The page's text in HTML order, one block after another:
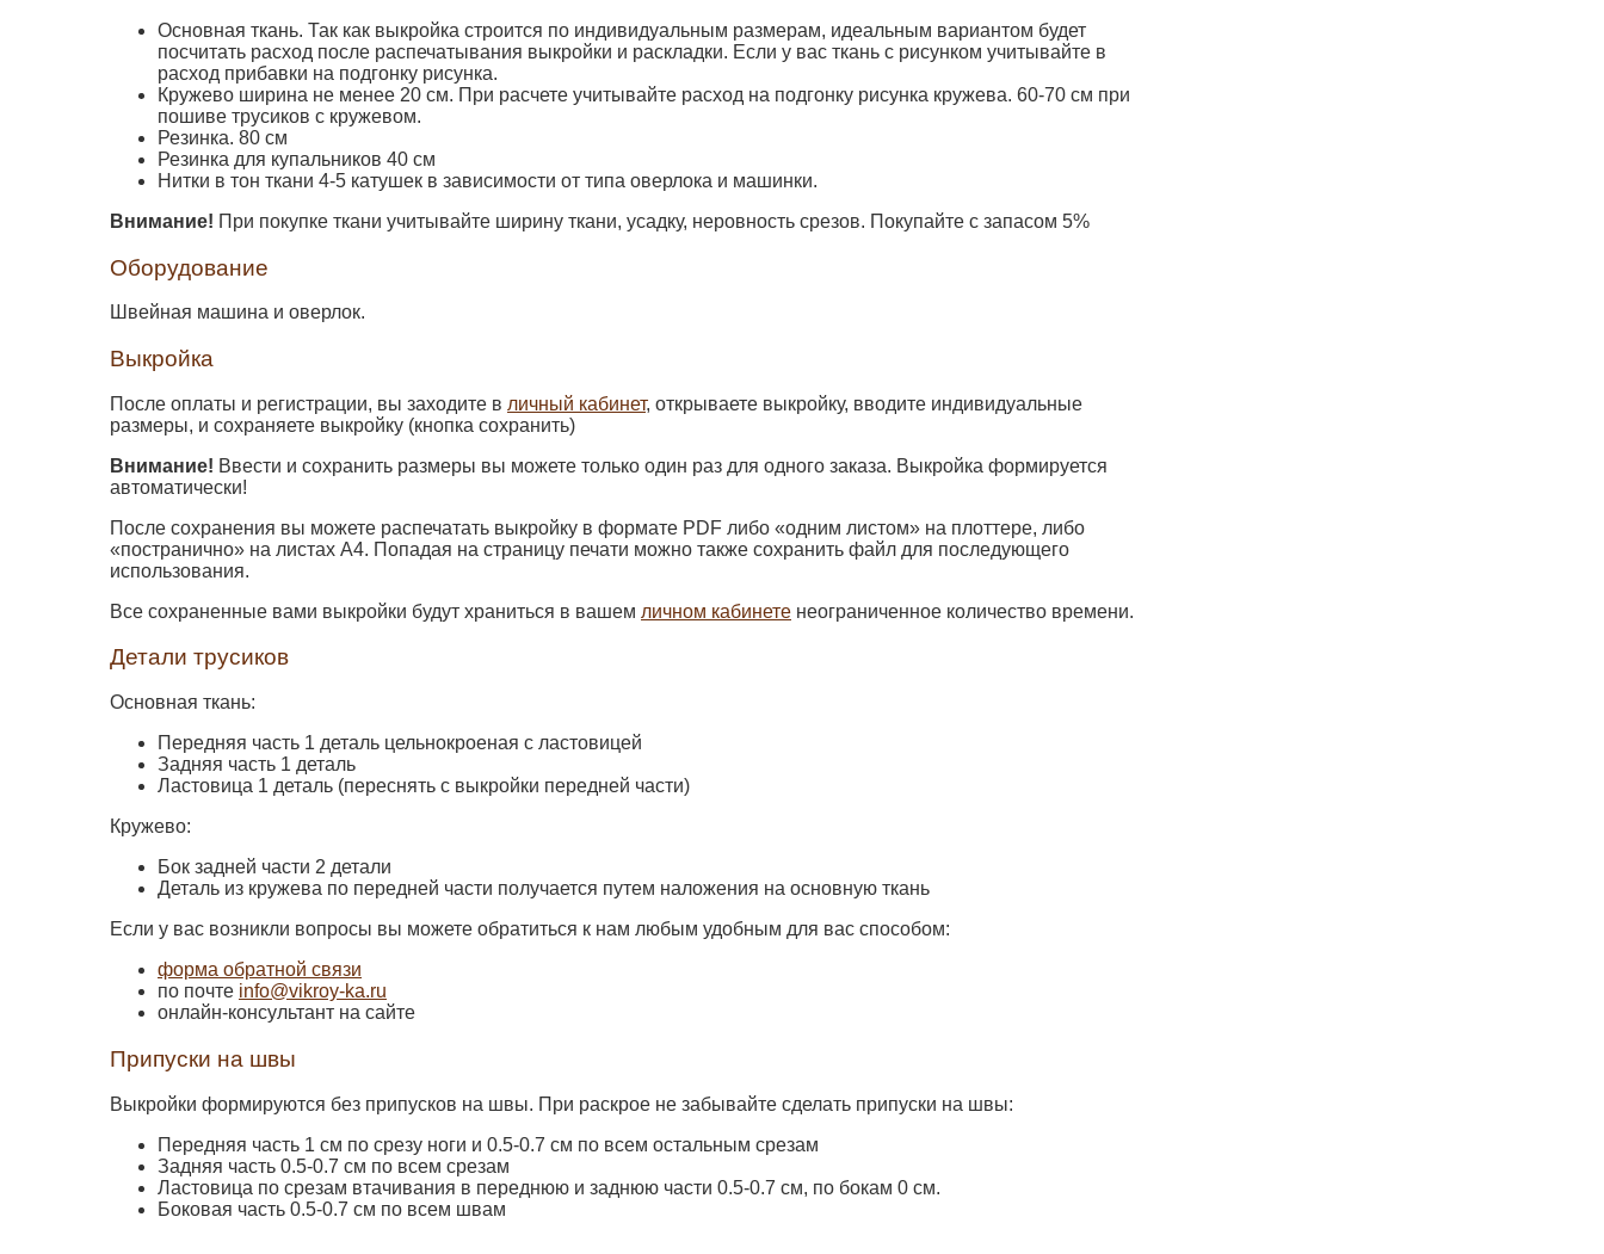
Основная ткань. Так как выкройка строится по индивидуальным размерам, идеальным вариантом будет
посчитать расход после распечатывания выкройки и раскладки. Если у вас ткань с рисунком учитывайте в
расход прибавки на подгонку рисунка.
Кружево ширина не менее 20 см. При расчете учитывайте расход на подгонку рисунка кружева. 60-70 см при
пошиве трусиков с кружевом.
Резинка. 80 см
Резинка для купальников 40 см
Нитки в тон ткани 4-5 катушек в зависимости от типа оверлока и машинки.
Внимание! При покупке ткани учитывайте ширину ткани, усадку, неровность срезов. Покупайте с запасом 5%
Оборудование
Швейная машина и оверлок.
Выкройка
После оплаты и регистрации, вы заходите в личный кабинет, открываете выкройку, вводите индивидуальные
размеры, и сохраняете выкройку (кнопка сохранить)
Внимание! Ввести и сохранить размеры вы можете только один раз для одного заказа. Выкройка формируется
автоматически!
После сохранения вы можете распечатать выкройку в формате PDF либо «одним листом» на плоттере, либо
«постранично» на листах А4. Попадая на страницу печати можно также сохранить файл для последующего
использования.
Все сохраненные вами выкройки будут храниться в вашем личном кабинете неограниченное количество времени.
Детали трусиков
Основная ткань:
Передняя часть 1 деталь цельнокроеная с ластовицей
Задняя часть 1 деталь
Ластовица 1 деталь (переснять с выкройки передней части)
Кружево:
Бок задней части 2 детали
Деталь из кружева по передней части получается путем наложения на основную ткань
Если у вас возникли вопросы вы можете обратиться к нам любым удобным для вас способом:
форма обратной связи
по почте info@vikroy-ka.ru
онлайн-консультант на сайте
Припуски на швы
Выкройки формируются без припусков на швы. При раскрое не забывайте сделать припуски на швы:
Передняя часть 1 см по срезу ноги и 0.5-0.7 см по всем остальным срезам
Задняя часть 0.5-0.7 см по всем срезам
Ластовица по срезам втачивания в переднюю и заднюю части 0.5-0.7 см, по бокам 0 см.
Боковая часть 0.5-0.7 см по всем швам